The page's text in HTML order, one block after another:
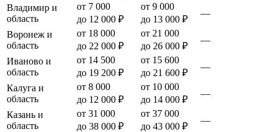
Владимир и
область
от 7 000
до 12 000 ₽
от 9 000
до 13 000 ₽
—
Воронеж и
область
от 18 000
до 22 000 ₽
от 21 000
до 26 000 ₽
—
Иваново и
область
от 14 500
до 19 200 ₽
от 15 600
до 21 600 ₽
—
Калуга и
область
от 8 000
до 12 000 ₽
от 10 000
до 14 000 ₽
—
Казань и
область
от 31 000
до 38 000 ₽
от 37 000
до 43 000 ₽
—